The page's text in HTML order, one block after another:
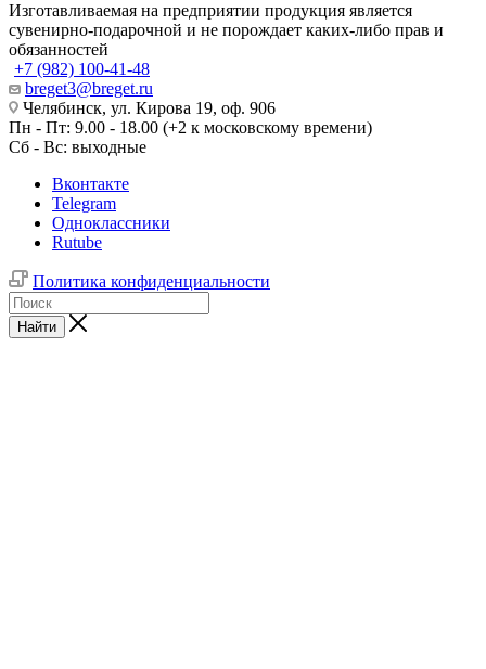
Изготавливаемая на предприятии продукция является
сувенирно-подарочной и не порождает каких-либо прав и
обязанностей
+7 (982) 100-41-48
breget3@breget.ru
Челябинск, ул. Кирова 19, оф. 906
Пн - Пт: 9.00 - 18.00 (+2 к московскому времени)
Сб - Вс: выходные
Вконтакте
Telegram
Одноклассники
Rutube
Политика конфиденциальности
Найти